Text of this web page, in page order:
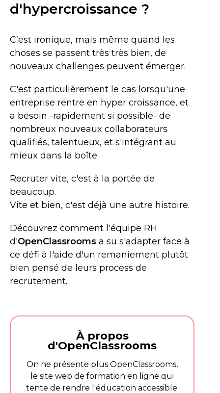
d'hypercroissance ?
C’est ironique, mais même quand les
choses se passent très très bien, de
nouveaux challenges peuvent émerger.
C'est particulièrement le cas lorsqu'une
entreprise rentre en hyper croissance, et
a besoin -rapidement si possible- de
nombreux nouveaux collaborateurs
qualifiés, talentueux, et s'intégrant au
mieux dans la boîte.
Recruter vite, c'est à la portée de
beaucoup.
Vite et bien, c'est déjà une autre histoire.
Découvrez comment l'équipe RH
d'OpenClassrooms a su s'adapter face à
ce défi à l'aide d'un remaniement plutôt
bien pensé de leurs process de
recrutement.
À propos
d'OpenClassrooms
On ne présente plus OpenClassrooms,
le site web de formation en ligne qui
tente de rendre l'éducation accessible.